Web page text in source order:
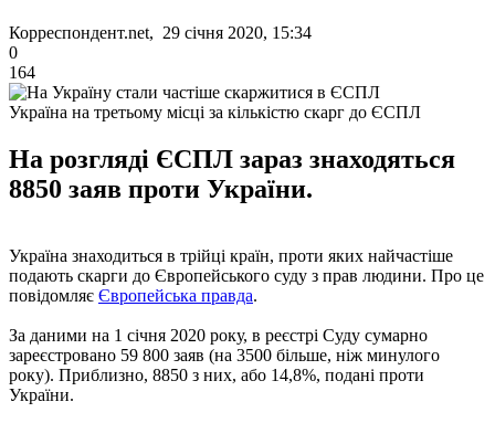
Корреспондент.net, 29 січня 2020, 15:34
0
164
Україна на третьому місці за кількістю скарг до ЄСПЛ
На розгляді ЄСПЛ зараз знаходяться
8850 заяв проти України.
Україна знаходиться в трійці країн, проти яких найчастіше
подають скарги до Європейського суду з прав людини. Про це
повідомляє Європейська правда.
За даними на 1 січня 2020 року, в реєстрі Суду сумарно
зареєстровано 59 800 заяв (на 3500 більше, ніж минулого
року). Приблизно, 8850 з них, або 14,8%, подані проти
України.